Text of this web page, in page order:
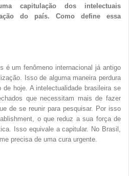
capitulação dos intelectuais
do país. Como define essa
é um fenômeno internacional já antigo
Isso de alguma maneira perdura
hoje. A intelectualidade brasileira se
que necessitam mais de fazer
de se reunir para pesquisar. Por isso
o que reduz a sua força de
Isso equivale a capitular. No Brasil,
precisa de uma cura urgente.